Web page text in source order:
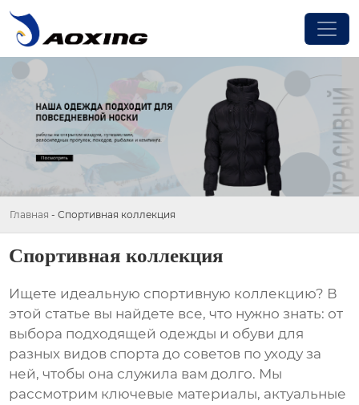
Главная - Спортивная коллекция
Спортивная коллекция
Ищете идеальную спортивную коллекцию? В
этой статье вы найдете все, что нужно знать: от
выбора подходящей одежды и обуви для
разных видов спорта до советов по уходу за
ней, чтобы она служила вам долго. Мы
рассмотрим ключевые материалы, актуальные